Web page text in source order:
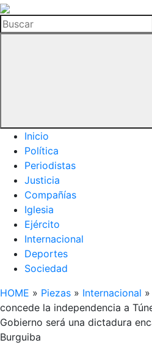
La
Hemeroteca
del
Buscar
Inicio
Política
Periodistas
Justicia
Compañías
Iglesia
Ejército
Internacional
Deportes
Sociedad
HOME » Piezas » Internacional »
concede la independencia a
Gobierno será una dictadura
Burguiba